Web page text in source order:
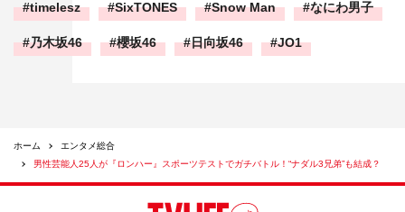
timelesz SixTONES Snow Man なにわ男子
乃木坂46 櫻坂46 日向坂46 JO1
ホーム
エンタメ総合
男性芸能人25人が『ロンハー』スポーツテストでガチバトル！“ナダル3兄弟”も結成？